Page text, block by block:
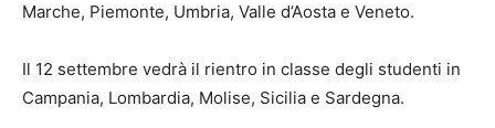
Marche, Piemonte, Umbria, Valle d’Aosta e Veneto.
Il 12 settembre vedrà il rientro in classe degli studenti in
Campania, Lombardia, Molise, Sicilia e Sardegna.